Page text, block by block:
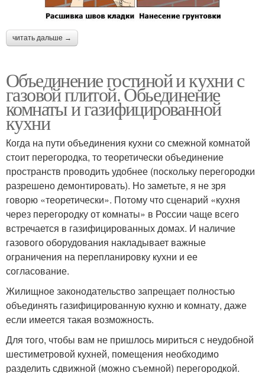
читать дальше →
Объединение гостиной и кухни с
газовой плитой. Обьединение
комнаты и газифицированной
кухни
Когда на пути объединения кухни со смежной комнатой
стоит перегородка, то теоретически объединение
пространств проводить удобнее (поскольку перегородки
разрешено демонтировать). Но заметьте, я не зря
говорю «теоретически». Потому что сценарий «кухня
через перегородку от комнаты» в России чаще всего
встречается в газифицированных домах. И наличие
газового оборудования накладывает важные
ограничения на перепланировку кухни и ее
согласование.
Жилищное законодательство запрещает полностью
объединять газифицированную кухню и комнату, даже
если имеется такая возможность.
Для того, чтобы вам не пришлось мириться с неудобной
шестиметровой кухней, помещения необходимо
разделить сдвижной (можно съемной) перегородкой.